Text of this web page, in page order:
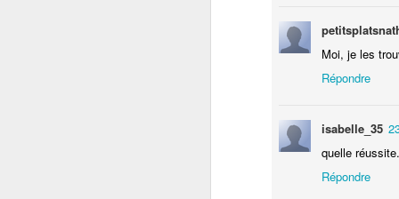
Moi, je les
Répondre
isabelle_35
quelle
Répondre